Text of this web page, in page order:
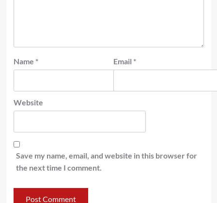
Name * Email *
Website
Save my name, email, and website in this browser for
the next time I comment.